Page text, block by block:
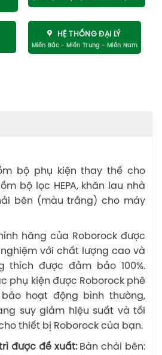
HỆ THỐNG ĐẠI LÝ
bộ phụ kiện thay thế cho
bộ lọc HEPA, khăn lau nhà
bên (màu trắng) cho máy
hãng của Roborock được
với chất lượng cao và
thích được đảm bảo 100%.
phụ kiện được Roborock phê
hoạt động bình thường,
suy giảm hiệu suất và tối
thiết bị Roborock của bạn.
được đề xuất:Bàn chải bên: